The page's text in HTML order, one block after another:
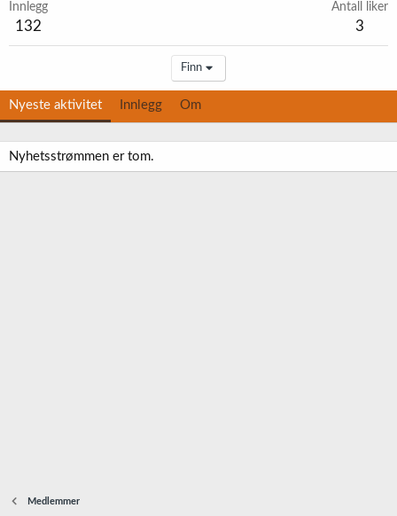
Innlegg
132
Antall liker
3
Finn
Nyeste aktivitet Innlegg Om
Nyhetsstrømmen er tom.
Medlemmer